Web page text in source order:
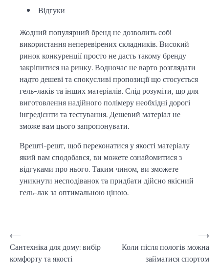
Відгуки
Жодний популярний бренд не дозволить собі
використання неперевірених складників. Високий
ринок конкуренції просто не дасть такому бренду
закріпитися на ринку. Водночас не варто розглядати
надто дешеві та спокусливі пропозиції що стосується
гель-лаків та інших матеріалів. Слід розуміти, що для
виготовлення надійного полімеру необхідні дорогі
інгредієнти та тестування. Дешевий матеріал не
зможе вам цього запропонувати.
Врешті-решт, щоб переконатися у якості матеріалу
який вам сподобався, ви можете ознайомитися з
відгуками про нього. Таким чином, ви зможете
уникнути несподіванок та придбати дійсно якісний
гель-лак за оптимальною ціною.
Навігація
записів
⟵
Сантехніка для дому: вибір
комфорту та якості
Коли після пологів можна
займатися спортом
⟶